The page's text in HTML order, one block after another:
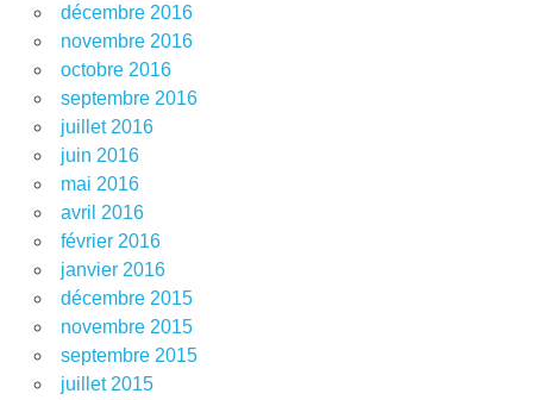
décembre 2016
novembre 2016
octobre 2016
septembre 2016
juillet 2016
juin 2016
mai 2016
avril 2016
février 2016
janvier 2016
décembre 2015
novembre 2015
septembre 2015
juillet 2015